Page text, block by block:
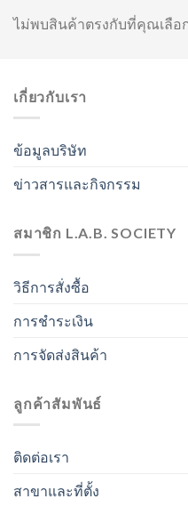
ไม่พบสินค้าตรงกับที่คุณเลือ
เกี่ยวกับเรา
ข้อมูลบริษัท
ข่าวสารและกิจกรรม
สมาชิก L.A.B. SOCIETY
วิธีการสั่งซื้อ
การชำระเงิน
การจัดส่งสินค้า
ลูกค้าสัมพันธ์
ติดต่อเรา
สาขาและที่ตั้ง